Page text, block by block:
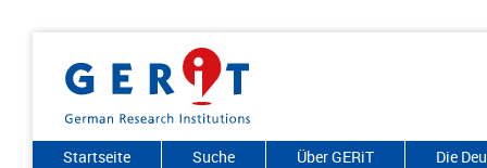
Startseite Suche Über GERiT
Die